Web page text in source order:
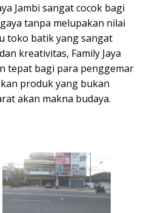
Jambi sangat cocok bagi
tanpa melupakan nilai
toko batik yang sangat
kreativitas, Family Jaya
tepat bagi para penggemar
produk yang bukan
akan makna budaya.